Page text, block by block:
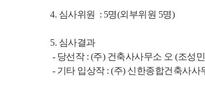
4. 심사위원 : 5명(외부위원 5명)
5. 심사결과
- 당선작 : (주) 건축사사무소 오 (조성
- 기타 입상작 : (주) 신한종합건축사